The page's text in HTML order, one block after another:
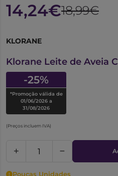
14,24€18,99€
KLORANE
Klorane Leite de Aveia
-25%
*Promoção válida de
01/06/2026 a
31/08/2026
(Preços incluem IVA)
Poucas Unidades